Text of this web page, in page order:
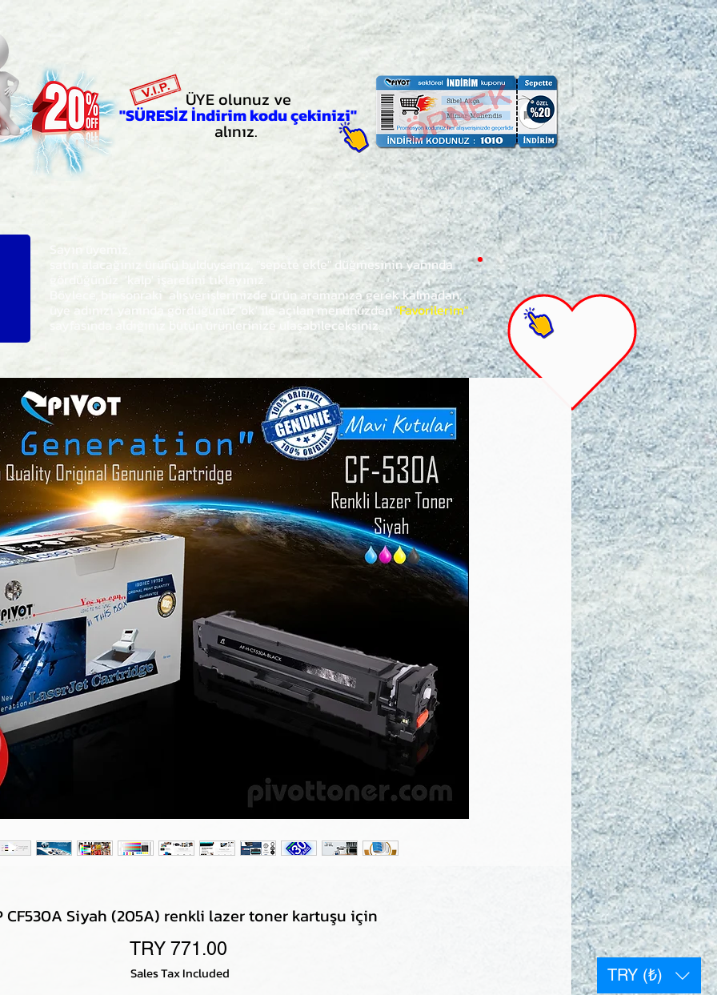
TRY (₺)
ÜYE olunuz ve
"SÜRESİZ İndirim kodu çekinizi"
alınız.
satın alacağınız ürünü bulduysanız, "sepete ekle" düğmesinin yanında
gördüğünüz 'kalp' işaretini tıklayınız.
bir sonraki alışverişlerinizde ürün aramanıza gerek kalmadan,
üye adınızı yanında gördüğünüz 'ok' ile açılan menünüzden"Favorilerim"
sayfasında aldığınız bütün ürünlerinize ulaşabileceksiniz.
CF530A Siyah (205A) renkli lazer toner kartuşu için
TRY 771.00Price
Sales Tax Included